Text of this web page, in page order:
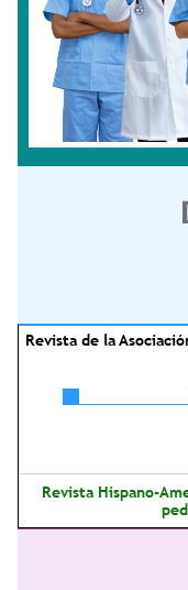
Revista de la
Revista Hispano-